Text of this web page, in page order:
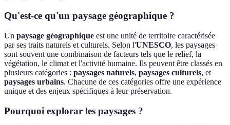
Qu'est-ce qu'un paysage géographique ?
Un paysage géographique est une unité de territoire caractérisée
par ses traits naturels et culturels. Selon l'UNESCO, les paysages
sont souvent une combinaison de facteurs tels que le relief, la
végétation, le climat et l'activité humaine. Ils peuvent être classés en
plusieurs catégories : paysages naturels, paysages culturels, et
paysages urbains. Chacune de ces catégories offre une expérience
unique et des enjeux spécifiques à leur préservation.
Pourquoi explorar les paysages ?